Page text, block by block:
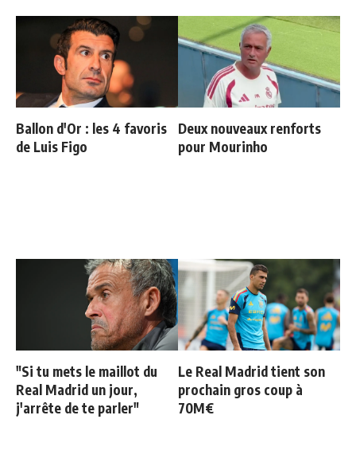
Ballon d'Or : les 4 favoris
de Luis Figo
Deux nouveaux renforts
pour Mourinho
"Si tu mets le maillot du
Real Madrid un jour,
j'arrête de te parler"
Le Real Madrid tient son
prochain gros coup à
70M€